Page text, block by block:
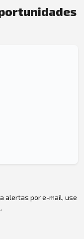
alertas por e-mail, use